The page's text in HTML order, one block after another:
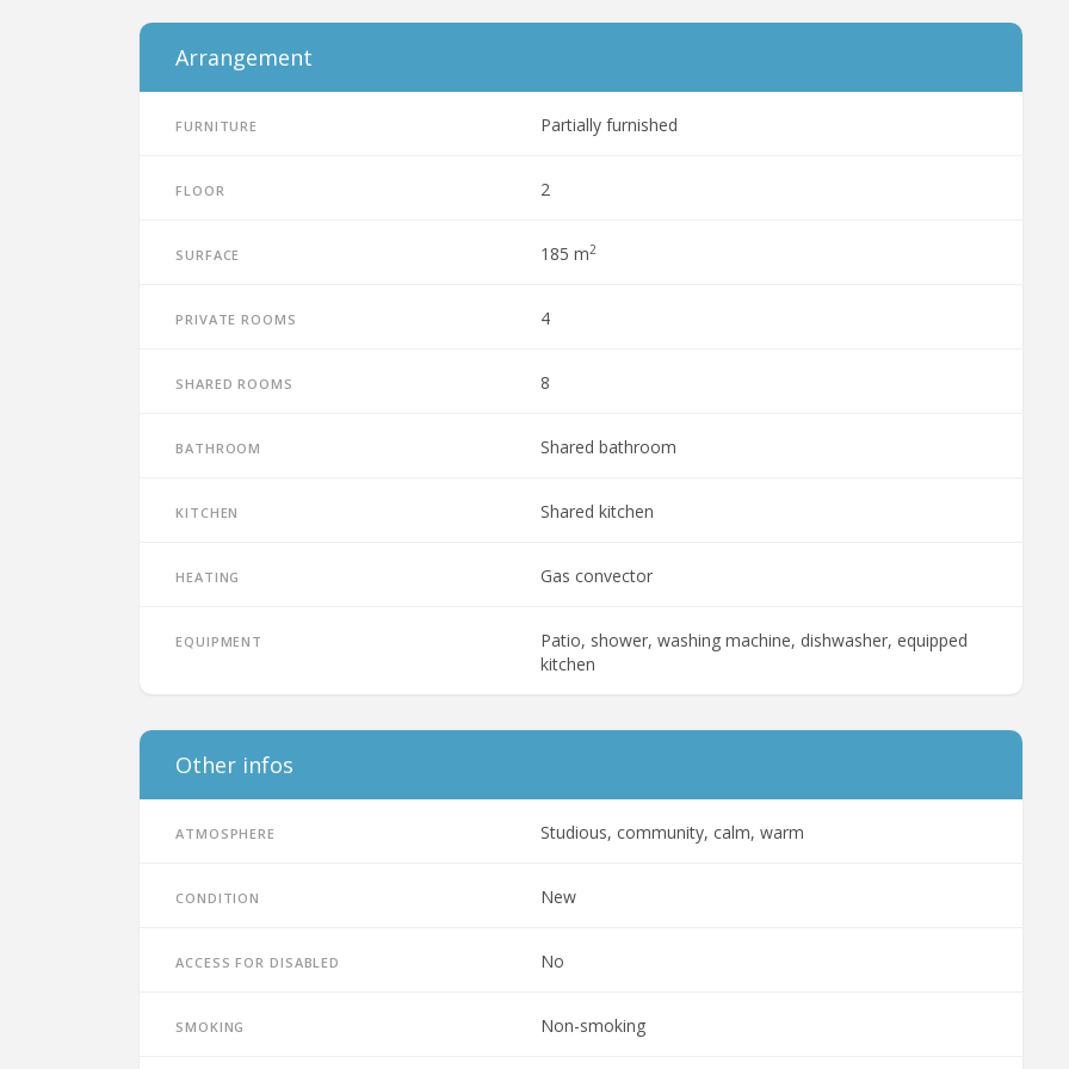
Arrangement
Furniture Partially furnished
Floor 2
Surface 185 m2
Private rooms 4
Shared rooms 8
Bathroom Shared bathroom
Kitchen Shared kitchen
Heating Gas convector
Equipment
Patio, shower, washing machine, dishwasher, equipped
kitchen
Other infos
Atmosphere Studious, community, calm, warm
Condition New
Access for disabled No
Smoking Non-smoking